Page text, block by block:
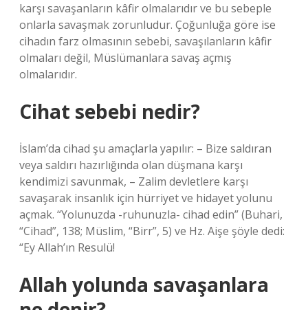
karşı savaşanların kâfir olmalarıdır ve bu sebeple
onlarla savaşmak zorunludur. Çoğunluğa göre ise
cihadın farz olmasının sebebi, savaşılanların kâfir
olmaları değil, Müslümanlara savaş açmış
olmalarıdır.
Cihat sebebi nedir?
İslam’da cihad şu amaçlarla yapılır: – Bize saldıran
veya saldırı hazırlığında olan düşmana karşı
kendimizi savunmak, – Zalim devletlere karşı
savaşarak insanlık için hürriyet ve hidayet yolunu
açmak. “Yolunuzda -ruhunuzla- cihad edin” (Buhari,
“Cihad”, 138; Müslim, “Birr”, 5) ve Hz. Aişe şöyle dedi:
“Ey Allah’ın Resulü!
Allah yolunda savaşanlara